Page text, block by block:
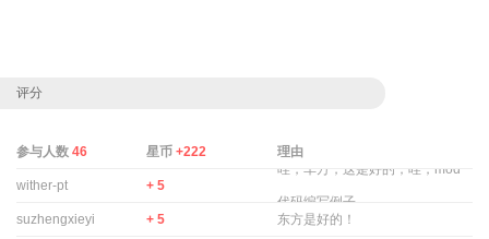
评分
参与人数 46 星币+222 理由
wither-pt + 5
哇，车万，这是好的，哇，mod
代码编写例子 ...
suzhengxieyi
+ 5 东方是好的！